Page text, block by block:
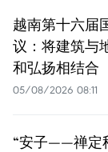
越南第十六届
议：将建筑与
和弘扬相结合
05/08/2026 08:11
“安子——禅定